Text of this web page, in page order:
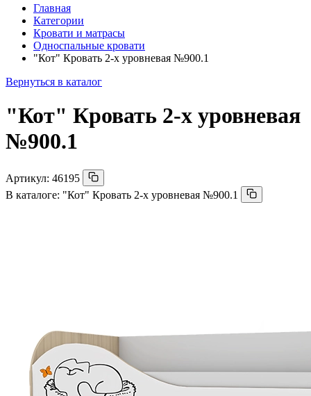
Главная
Категории
Кровати и матрасы
Односпальные кровати
"Кот" Кровать 2-х уровневая №900.1
Вернуться в каталог
"Кот" Кровать 2-х уровневая
№900.1
Артикул: 46195
В каталоге: "Кот" Кровать 2-х уровневая №900.1